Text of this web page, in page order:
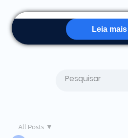
Leia mais
All Posts